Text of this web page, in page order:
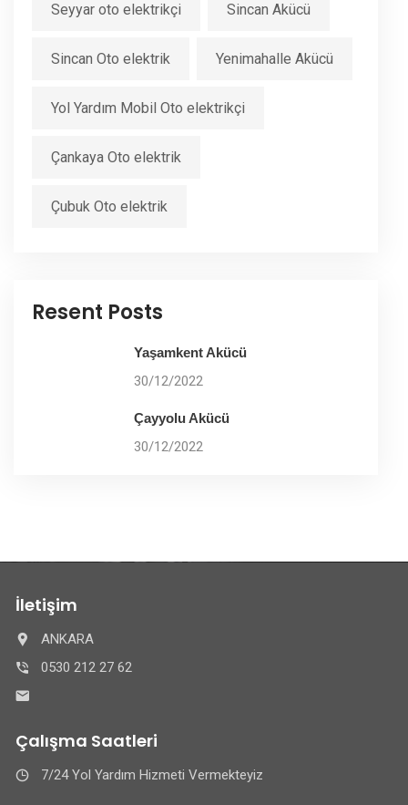
Seyyar oto elektrikçi Sincan Akücü
Sincan Oto elektrik Yenimahalle Akücü
Yol Yardım Mobil Oto elektrikçi
Çankaya Oto elektrik
Çubuk Oto elektrik
Resent Posts
Yaşamkent Akücü
30/12/2022
Çayyolu Akücü
30/12/2022
İletişim
ANKARA
0530 212 27 62
Çalışma Saatleri
7/24 Yol Yardım Hizmeti Vermekteyiz